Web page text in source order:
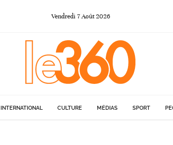
Vendredi 7Août 2026
INTERNATIONAL CULTURE MÉDIAS SPORT